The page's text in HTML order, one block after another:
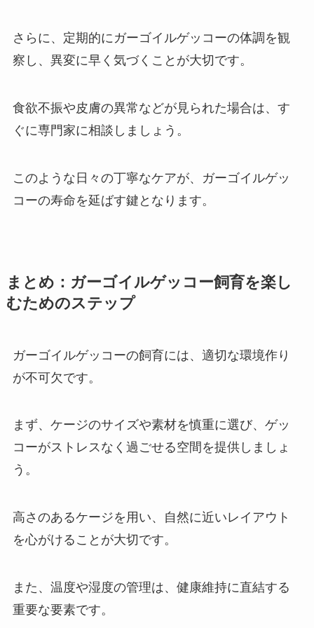
さらに、定期的にガーゴイルゲッコーの体調を観
察し、異変に早く気づくことが大切です。
食欲不振や皮膚の異常などが見られた場合は、す
ぐに専門家に相談しましょう。
このような日々の丁寧なケアが、ガーゴイルゲッ
コーの寿命を延ばす鍵となります。
まとめ：ガーゴイルゲッコー飼育を楽し
むためのステップ
ガーゴイルゲッコーの飼育には、適切な環境作り
が不可欠です。
まず、ケージのサイズや素材を慎重に選び、ゲッ
コーがストレスなく過ごせる空間を提供しましょ
う。
高さのあるケージを用い、自然に近いレイアウト
を心がけることが大切です。
また、温度や湿度の管理は、健康維持に直結する
重要な要素です。